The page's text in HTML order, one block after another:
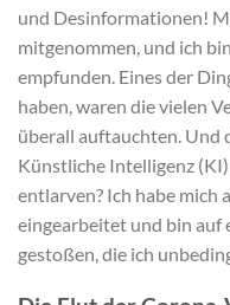
und Desinformationen!
mitgenommen, und ich
empfunden. Eines der
haben, waren die vielen
überall auftauchten. Und
Künstliche Intelligenz
entlarven? Ich habe mich
eingearbeitet und bin auf
gestoßen, die ich